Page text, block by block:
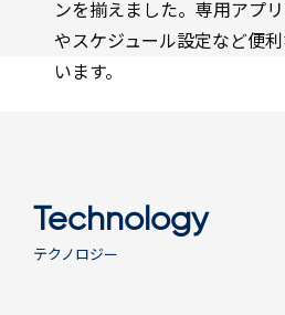
ンを揃えました。専用アプ
やスケジュール設定など便
います。
Technology
テクノロジー